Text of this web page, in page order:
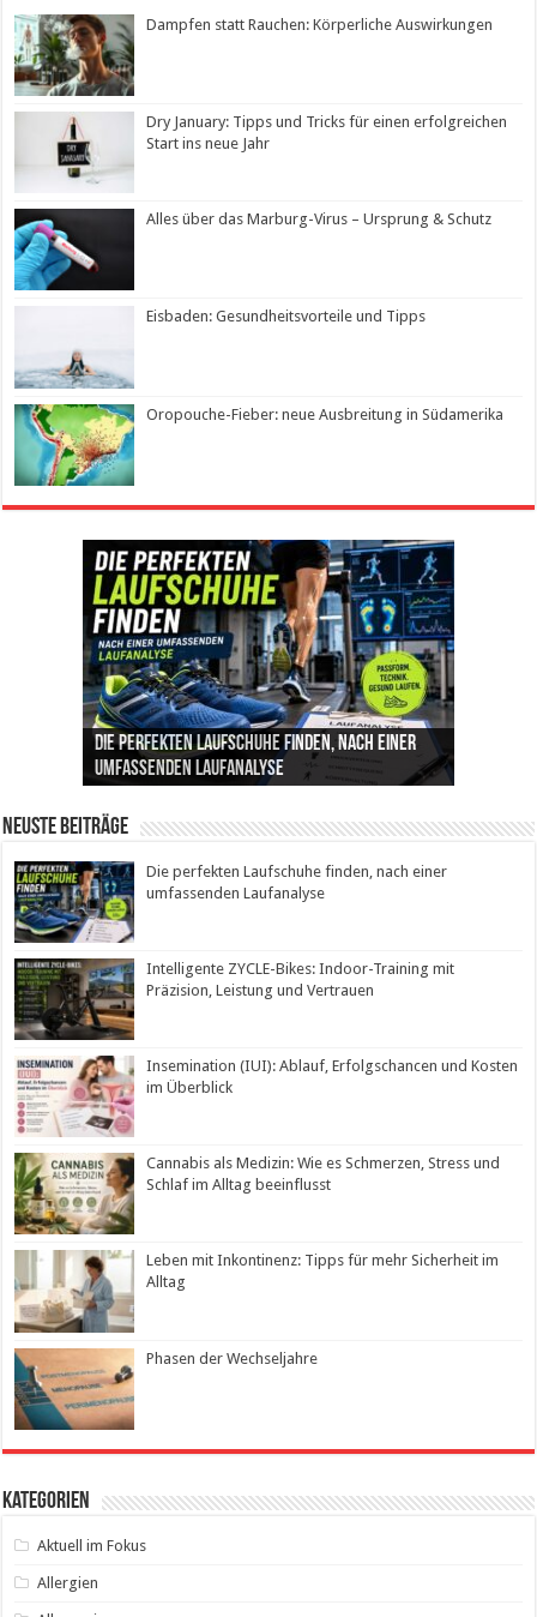
Dampfen statt Rauchen: Körperliche Auswirkungen
Dry January: Tipps und Tricks für einen erfolgreichen
Start ins neue Jahr
Alles über das Marburg-Virus – Ursprung & Schutz
Eisbaden: Gesundheitsvorteile und Tipps
Oropouche-Fieber: neue Ausbreitung in Südamerika
Die perfekten Laufschuhe finden, nach einer
umfassenden Laufanalyse
Intelligente ZYCLE-Bikes: Indoor-Training mit
Präzision, Leistung und Vertrauen
Insemination (IUI): Ablauf, Erfolgschancen und
Kosten im Überblick
Cannabis als Medizin: Wie es Schmerzen, Stress
und Schlaf im Alltag beeinflusst
Leben mit Inkontinenz: Tipps für mehr
Sicherheit im Alltag
Neuste Beiträge
Die perfekten Laufschuhe finden, nach einer
umfassenden Laufanalyse
Intelligente ZYCLE-Bikes: Indoor-Training mit
Präzision, Leistung und Vertrauen
Insemination (IUI): Ablauf, Erfolgschancen und Kosten
im Überblick
Cannabis als Medizin: Wie es Schmerzen, Stress und
Schlaf im Alltag beeinflusst
Leben mit Inkontinenz: Tipps für mehr Sicherheit im
Alltag
Phasen der Wechseljahre
Kategorien
Aktuell im Fokus
Allergien